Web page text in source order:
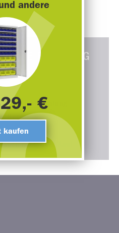
BERATUNG
0152/21674477
Produktberatung
nach dem Kauf
andere
€
kaufen